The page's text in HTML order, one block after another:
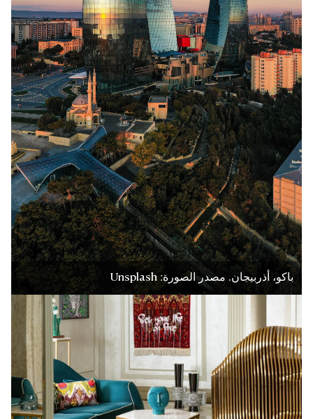
باكو، أذربيجان. مصدر الصورة: Unsplash